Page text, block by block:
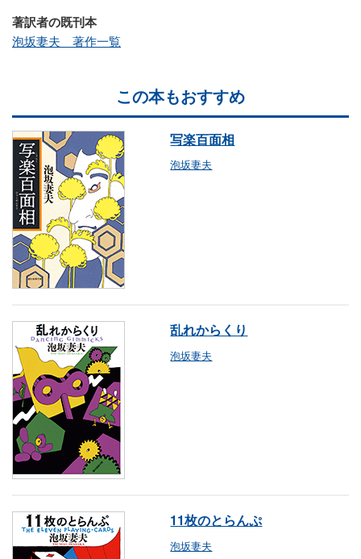
著訳者の既刊本
泡坂妻夫 著作一覧
この本もおすすめ
写楽百面相
泡坂妻夫
乱れからくり
泡坂妻夫
11枚のとらんぷ
泡坂妻夫